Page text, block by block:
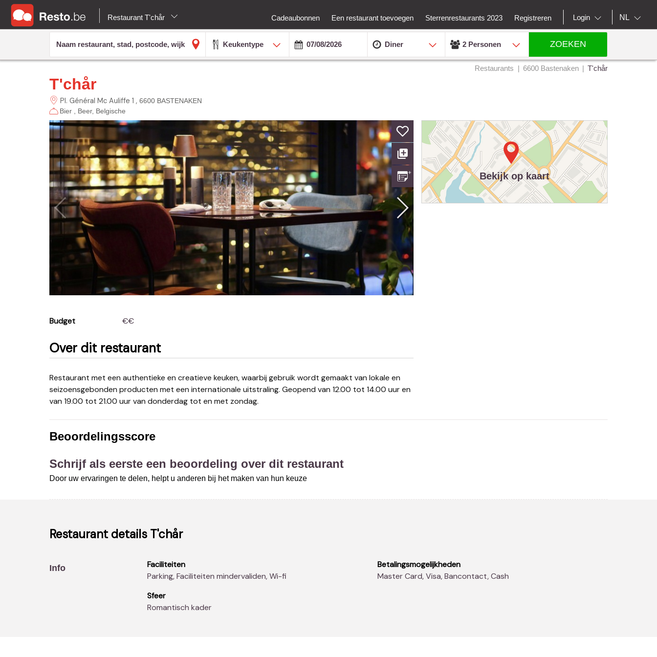
Restaurant T'chår Cadeaubonnen Een restaurant toevoegen Sterrenrestaurants 2023 Registreren Login NL
Keukentype Diner 2 Personen ZOEKEN
Restaurants 6600 Bastenaken T'chår
T'chår
Pl. Général Mc Auliffe 1
6600 BASTENAKEN
Bier
Beer Belgische
Budget €€
Over dit restaurant
Restaurant met een authentieke en creatieve keuken, waarbij gebruik wordt gemaakt van lokale en
seizoensgebonden producten met een internationale uitstraling. Geopend van 12.00 tot 14.00 uur en
van 19.00 tot 21.00 uur van donderdag tot en met zondag.
Bekijk op kaart
Beoordelingsscore
Schrijf als eerste een beoordeling over dit restaurant
Door uw ervaringen te delen, helpt u anderen bij het maken van hun keuze
Restaurant details T'chår
Info
Faciliteiten
Parking, Faciliteiten mindervaliden, Wi-fi
Sfeer
Romantisch kader
Betalingsmogelijkheden
Master Card, Visa, Bancontact, Cash